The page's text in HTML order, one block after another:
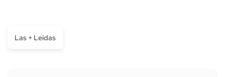
Las + Leídas